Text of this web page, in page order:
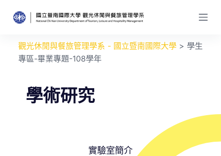
跳
至
觀光休閒與餐旅管理學系 - 國立暨南國際大學> 學生
專區-畢業專題-108學年
學術研究
實驗室簡介